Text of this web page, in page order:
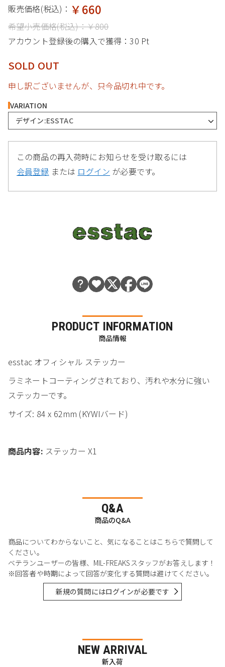
販売価格(税込)： ￥660
希望小売価格(税込)：￥800
アカウント登録後の購入で獲得：30 Pt
SOLD OUT
申し訳ございませんが、只今品切れ中です。
VARIATION
デザイン:ESSTAC
この商品の再入荷時にお知らせを受け取るには
会員登録 または ログイン が必要です。
PRODUCT INFORMATION
商品情報
esstac オフィシャル ステッカー
ラミネートコーティングされており、汚れや水分に強い
ステッカーです。
サイズ: 84 x 62mm (KYWIバード)
商品内容: ステッカー X1
Q&A
商品のQ&A
商品についてわからないこと、気になることはこちらで質問して
ください。
ベテランユーザーの皆様、MIL-FREAKSスタッフがお答えします！
※回答者や時期によって回答が変化する質問は避けてください。
新規の質問にはログインが必要です
NEW ARRIVAL
新入荷